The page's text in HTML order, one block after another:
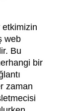
web
Bu
bir
zaman